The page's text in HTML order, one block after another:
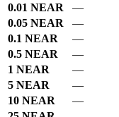
0.01 NEAR
—
0.05 NEAR
—
0.1 NEAR
—
0.5 NEAR
—
1 NEAR
—
5 NEAR
—
10 NEAR
—